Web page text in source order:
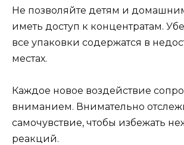
Не позволяйте детям и
иметь доступ к концентратам.
все упаковки содержатся в
местах.
Каждое новое воздействие
вниманием. Внимательно
самочувствие, чтобы избежать
реакций.